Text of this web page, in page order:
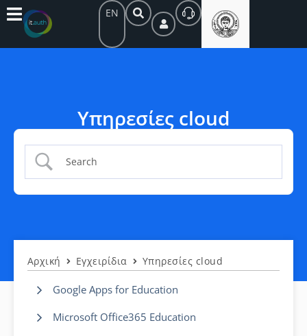
EN
Υπηρεσίες cloud
Αρχική Εγχειρίδια Υπηρεσίες cloud
Google Apps for Education
Microsoft Office365 Education